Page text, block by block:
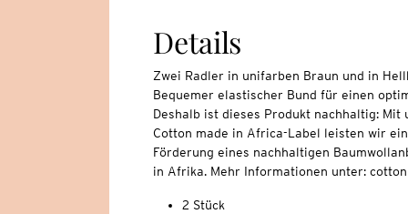
Details
Zwei Radler in unifarben Braun und in
Bequemer elastischer Bund für einen
Deshalb ist dieses Produkt nachhaltig: Mit
Cotton made in Africa-Label leisten wir
Förderung eines nachhaltigen
in Afrika. Mehr Informationen unter:
2 Stück